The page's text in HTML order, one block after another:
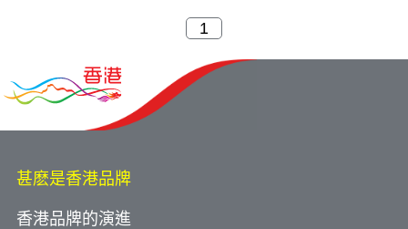
甚麽是香港品牌
香港品牌的演進